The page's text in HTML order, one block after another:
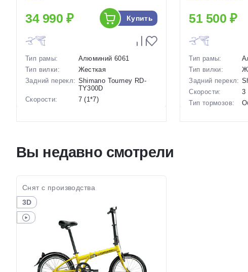
34 990 ₽ Купить
Тип рамы:
Алюминий 6061
Тип вилки:
Жесткая
Задний перекл: Shimano Tourney RD-
TY300D
Скорости:
7 (1*7)
Цвет-размер в
наличии:
Черный
51 500 ₽
Тип рамы:
Тип вилки:
Задний перекл:
Скорости:
3
Тип тормозов:
Вы недавно смотрели
Снят с производства
3D